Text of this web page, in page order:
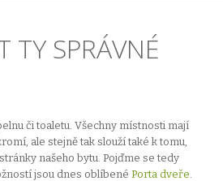
TY SPRÁVNÉ
či toaletu. Všechny místnosti mají
ale stejně tak slouží také k tomu,
našeho bytu. Pojďme se tedy
jsou dnes oblíbené Porta dveře